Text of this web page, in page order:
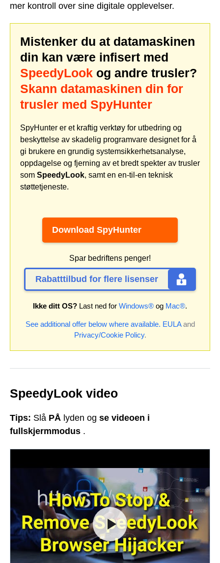
mer kontroll over sine digitale opplevelser.
Mistenker du at datamaskinen
din kan være infisert med
SpeedyLook og andre trusler?
Skann datamaskinen din for
trusler med SpyHunter
SpyHunter er et kraftig verktøy for utbedring og
beskyttelse av skadelig programvare designet for å
gi brukere en grundig systemsikkerhetsanalyse,
oppdagelse og fjerning av et bredt spekter av trusler
som SpeedyLook, samt en en-til-en teknisk
støttetjeneste.
Download SpyHunter
Spar bedriftens penger!
Rabatttilbud for flere lisenser
Ikke ditt OS? Last ned for Windows® og Mac®.
See additional offer below where available. EULAand
Privacy/Cookie Policy.
SpeedyLook video
Tips: Slå PÅ lyden og se videoen i
fullskjermmodus .